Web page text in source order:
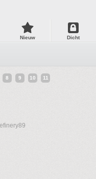
Nieuw Dicht
8 9 10 11